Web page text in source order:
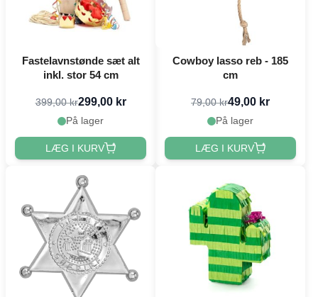
Fastelavnstønde sæt alt
inkl. stor 54 cm
399,00 kr299,00 kr
På lager
LÆG I KURV
Cowboy lasso reb - 185
cm
79,00 kr49,00 kr
På lager
LÆG I KURV